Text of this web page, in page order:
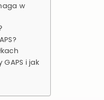
w
i jak